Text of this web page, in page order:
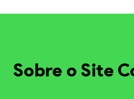
Sobre o Site